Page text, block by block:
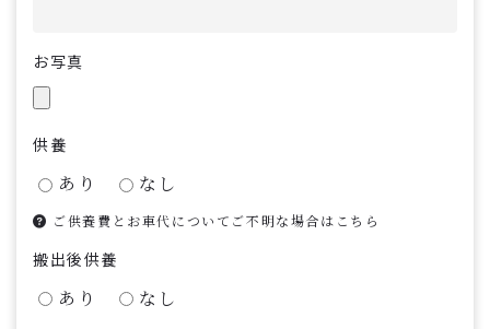
お写真
供養
あり なし
ご供養費とお車代についてご不明な場合はこちら
搬出後供養
あり なし